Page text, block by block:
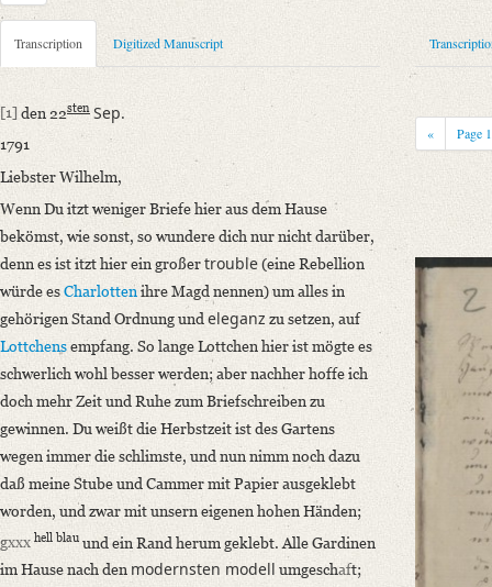
Metadata Concerning Header
Sender: Henriette Ernst
Recipient: August Wilhelm von Schlegel
Place of Dispatch: Hannover
Place of Destination: Amsterdam GND
Date: 22.09.1791
Notations: Absende- und Empfangsort erschlossen.
Manuscript
Provider: Dresden, Sächsische Landesbibliothek - Staats- und
OAI Id: DE-1a-33449
Classification Number: Mscr.Dresd.e.90,XIX,Bd.7,Nr.50
Number of Pages: 11 S. auf Doppelbl., hs. m. U
Format: 18,7 x 11,5 cm
Incipit: „[1] den 22sten Sep.
1791
Liebster Wilhelm,
Wenn Du itzt weniger Briefe hier aus dem Hause bekömst, wie sonst,
Language
German
Transcription Digitized Manuscript
[1] den 22sten Sep.
1791
Liebster Wilhelm,
Wenn Du itzt weniger Briefe hier aus dem Hause
bekömst, wie sonst, so wundere dich nur nicht darüber,
denn es ist itzt hier ein großertrouble(eine Rebellion
würde esCharlottenihre Magd nennen) um alles in
gehörigen Stand Ordnung und eleganz zu setzen, auf
Lottchensempfang. So lange Lottchen hier ist mögte es
schwerlich wohl besser werden; aber nachher hoffe ich
doch mehr Zeit und Ruhe zum Briefschreiben zu
gewinnen. Du weißt die Herbstzeit ist des Gartens
wegen immer die schlimste, und nun nimm noch dazu
daß meine Stube und Cammer mit Papier ausgeklebt
worden, und zwar mit unsern eigenen hohen Händen;
gxxx hell blau und ein Rand herum geklebt. Alle Gardinen
im Hause nach den modernsten modell umgeschaft;
« Page 1